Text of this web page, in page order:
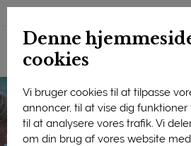
Denne
cookies
Vi bruger cookies til at tilpasse
annoncer, til at vise dig
til at analysere vores trafik. Vi
om din brug af vores website